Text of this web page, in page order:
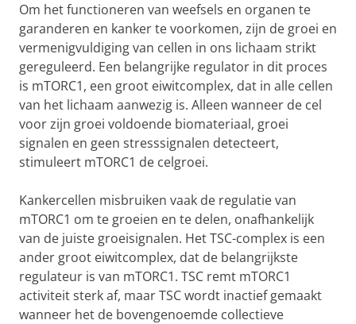
Om het functioneren van weefsels en organen te
garanderen en kanker te voorkomen, zijn de groei en
vermenigvuldiging van cellen in ons lichaam strikt
gereguleerd. Een belangrijke regulator in dit proces
is mTORC1, een groot eiwitcomplex, dat in alle cellen
van het lichaam aanwezig is. Alleen wanneer de cel
voor zijn groei voldoende biomateriaal, groei
signalen en geen stresssignalen detecteert,
stimuleert mTORC1 de celgroei.
Kankercellen misbruiken vaak de regulatie van
mTORC1 om te groeien en te delen, onafhankelijk
van de juiste groeisignalen. Het TSC-complex is een
ander groot eiwitcomplex, dat de belangrijkste
regulateur is van mTORC1. TSC remt mTORC1
activiteit sterk af, maar TSC wordt inactief gemaakt
wanneer het de bovengenoemde collectieve